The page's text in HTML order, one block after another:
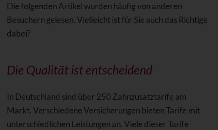
Die folgenden Artikel wurden häufig von anderen
Besuchern gelesen. Vielleicht ist für Sie auch das Richtige
dabei?
Die Qualität ist entscheidend
In Deutschland sind über 250 Zahnzusatztarife am
Markt. Verschiedene Versicherungen bieten Tarife mit
unterschiedlichen Leistungen an. Viele dieser Tarife